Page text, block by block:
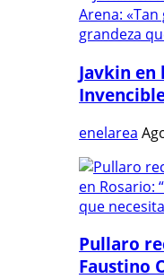
Javkin
enelarea
Pullaro
Faustino